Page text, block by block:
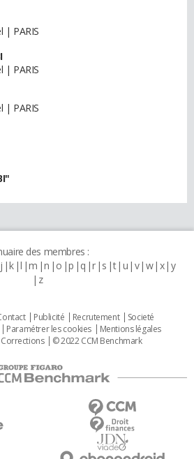
| PARIS
| PARIS
| PARIS
des membres :
j k l m n o p q r s t u v w x y
z
Publicité Recrutement
Societé
Paramétrer les cookies
Mentions légales
Corrections © 2022 CCM Benchmark